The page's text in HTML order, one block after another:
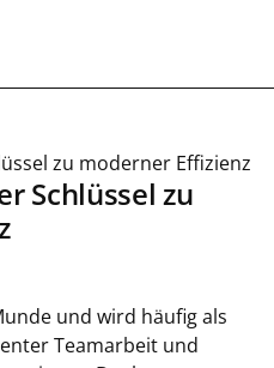
Schlüssel zu
und wird häufig als
Teamarbeit und